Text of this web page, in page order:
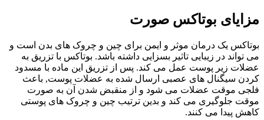
مزایای بوتاکس صورت
بوتاکس یک درمان موثر و ایمن برای چین و چروک های بدن است و
می تواند در زیبایی تاثیر بسزایی داشته باشد. بوتاکس با تزریق به
عضلات زیر پوست عمل می کند. پس از تزریق این ماده با مسدود
کردن سیگنال های عصبی ارسال شده به عضلات پوست, باعث
فلجی موقت عضلات می شود و از منقبض شدن آن به صورت
موقت جلوگیری می کند و بدین ترتیب چین و چروک های پوستی
کاهش پیدا می کنند.